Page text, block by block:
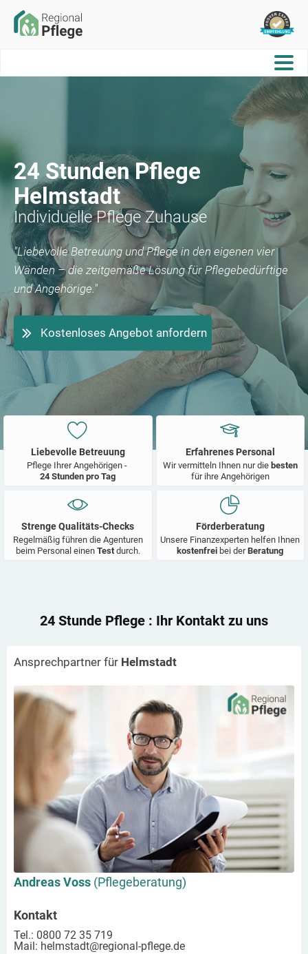
24 Stunden Pflege
Helmstadt
Individuelle Pflege Zuhause
"Liebevolle Betreuung und Pflege in den eigenen vier
Wänden – die zeitgemäße Lösung für Pflegebedürftige
und Angehörige."
Kostenloses Angebot anfordern
Liebevolle Betreuung
Pflege Ihrer Angehörigen -
24 Stunden pro Tag
Erfahrenes Personal
Wir vermitteln Ihnen nur die besten
für ihre Angehörigen
Strenge Qualitäts-Checks
Regelmäßig führen die Agenturen
beim Personal einen Test durch.
Förderberatung
Unsere Finanzexperten helfen Ihnen
kostenfrei bei derBeratung
24 Stunde Pflege : Ihr Kontakt zu uns
Ansprechpartner für Helmstadt
Andreas Voss (Pflegeberatung)
Kontakt
Tel.: 0800 72 35 719
Mail: helmstadt@regional-pflege.de